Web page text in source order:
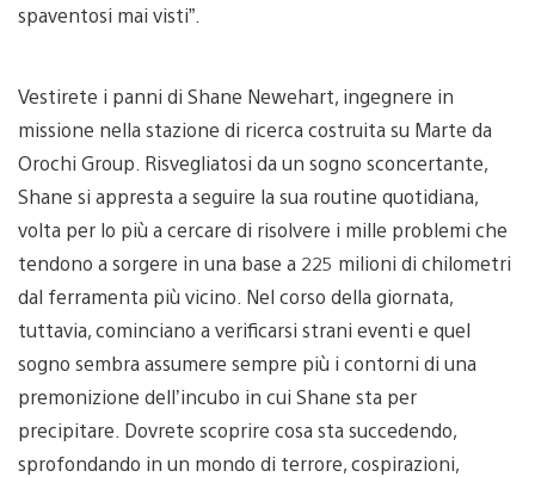
spaventosi mai visti”.
Vestirete i panni di Shane Newehart, ingegnere in
missione nella stazione di ricerca costruita su Marte da
Orochi Group. Risvegliatosi da un sogno sconcertante,
Shane si appresta a seguire la sua routine quotidiana,
volta per lo più a cercare di risolvere i mille problemi che
tendono a sorgere in una base a 225 milioni di chilometri
dal ferramenta più vicino. Nel corso della giornata,
tuttavia, cominciano a verificarsi strani eventi e quel
sogno sembra assumere sempre più i contorni di una
premonizione dell’incubo in cui Shane sta per
precipitare. Dovrete scoprire cosa sta succedendo,
sprofondando in un mondo di terrore, cospirazioni,